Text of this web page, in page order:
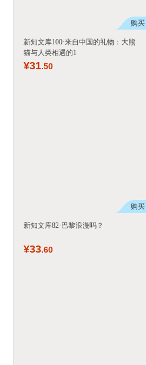
购买
新知文库100·来自中国的礼物：大熊
猫与人类相遇的1
¥31.50
购买
新知文库82·巴黎浪漫吗？
¥33.60